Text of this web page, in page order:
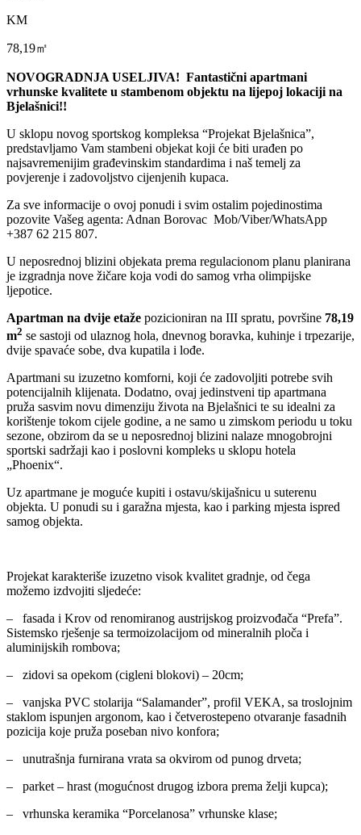
KM
78,19㎡
NOVOGRADNJA USELJIVA! Fantastični apartmani
vrhunske kvalitete u stambenom objektu na lijepoj lokaciji na
Bjelašnici!!
U sklopu novog sportskog kompleksa “Projekat Bjelašnica”,
predstavljamo Vam stambeni objekat koji će biti urađen po
najsavremenijim građevinskim standardima i naš temelj za
povjerenje i zadovoljstvo cijenjenih kupaca.
Za sve informacije o ovoj ponudi i svim ostalim pojedinostima
pozovite Vašeg agenta: Adnan Borovac Mob/Viber/WhatsApp
+387 62 215 807.
U neposrednoj blizini objekata prema regulacionom planu planirana
je izgradnja nove žičare koja vodi do samog vrha olimpijske
ljepotice.
Apartman na dvije etaže pozicioniran na III spratu, površine 78,19
m2 se sastoji od ulaznog hola, dnevnog boravka, kuhinje i trpezarije,
dvije spavaće sobe, dva kupatila i lođe.
Apartmani su izuzetno komforni, koji će zadovoljiti potrebe svih
potencijalnih klijenata. Dodatno, ovaj jedinstveni tip apartmana
pruža sasvim novu dimenziju života na Bjelašnici te su idealni za
korištenje tokom cijele godine, a ne samo u zimskom periodu u toku
sezone, obzirom da se u neposrednoj blizini nalaze mnogobrojni
sportski sadržaji kao i poslovni kompleks u sklopu hotela
„Phoenix“.
Uz apartmane je moguće kupiti i ostavu/skijašnicu u suterenu
objekta. U ponudi su i garažna mjesta, kao i parking mjesta ispred
samog objekta.
Projekat karakteriše izuzetno visok kvalitet gradnje, od čega
možemo izdvojiti sljedeće:
– fasada i Krov od renomiranog austrijskog proizvođača “Prefa”.
Sistemsko rješenje sa termoizolacijom od mineralnih ploča i
aluminijskih rombova;
– zidovi sa opekom (cigleni blokovi) – 20cm;
– vanjska PVC stolarija “Salamander”, profil VEKA, sa troslojnim
staklom ispunjen argonom, kao i četverostepeno otvaranje fasadnih
pozicija koje pruža poseban nivo konfora;
– unutrašnja furnirana vrata sa okvirom od punog drveta;
– parket – hrast (mogućnost drugog izbora prema želji kupca);
– vrhunska keramika “Porcelanosa” vrhunske klase;